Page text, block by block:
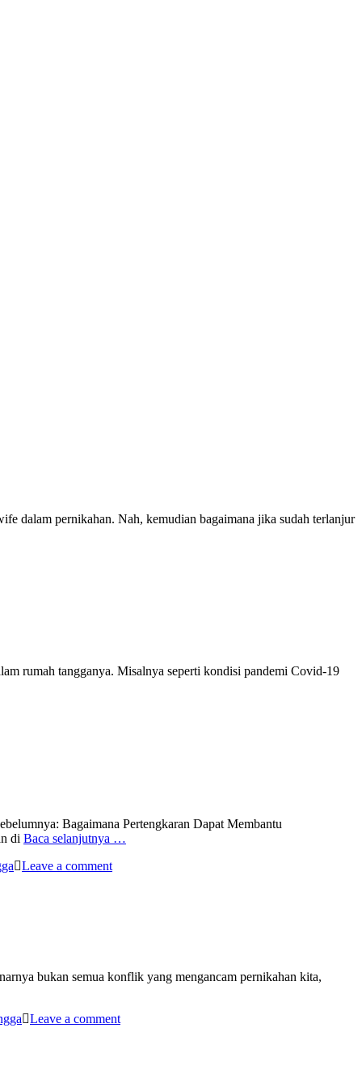
dalam pernikahan. Nah, kemudian bagaimana jika sudah terlanjur
rumah tangganya. Misalnya seperti kondisi pandemi Covid-19
Bagaimana Pertengkaran Dapat Membantu
di Baca selanjutnya …
Leave a comment
bukan semua konflik yang mengancam pernikahan kita,
Leave a comment